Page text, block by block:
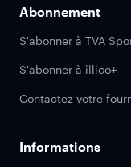
Abonnement
S'abonner à TVA
S'abonner à illico+
Contactez votre
Informations